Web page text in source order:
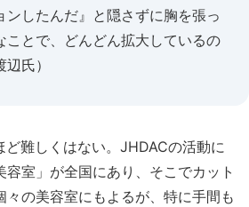
ンしたんだ』と隠さずに胸を張っ
ことで、どんどん拡大しているの
氏）
難しくはない。JHDACの活動に
室」が全国にあり、そこでカット
々の美容室にもよるが、特に手間も